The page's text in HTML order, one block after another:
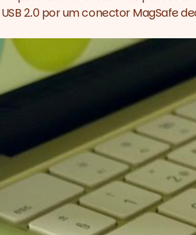
2.0 por um conector MagSafe